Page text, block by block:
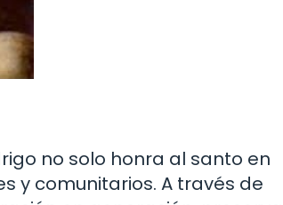
no solo honra al santo en
y comunitarios. A través de